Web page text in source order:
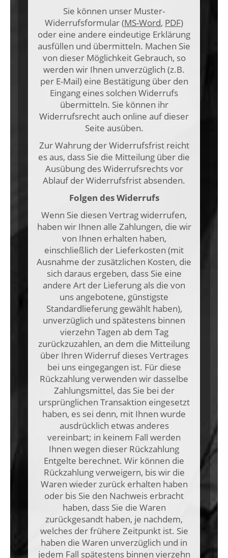
Sie können unser Muster-
Widerrufsformular (MS-Word, PDF)
oder eine andere eindeutige Erklärung
ausfüllen und übermitteln. Machen Sie
von dieser Möglichkeit Gebrauch, so
werden wir Ihnen unverzüglich (z.B.
per E-Mail) eine Bestätigung über den
Eingang eines solchen Widerrufs
übermitteln. Sie können ihr
Widerrufsrecht auch online auf dieser
Seite ausüben.
Zur Wahrung der Widerrufsfrist reicht
es aus, dass Sie die Mitteilung über die
Ausübung des Widerrufsrechts vor
Ablauf der Widerrufsfrist absenden.
Folgen des Widerrufs
Wenn Sie diesen Vertrag widerrufen,
haben wir Ihnen alle Zahlungen, die wir
von Ihnen erhalten haben,
einschließlich der Lieferkosten (mit
Ausnahme der zusätzlichen Kosten, die
sich daraus ergeben, dass Sie eine
andere Art der Lieferung als die von
uns angebotene, günstigste
Standardlieferung gewählt haben),
unverzüglich und spätestens binnen
vierzehn Tagen ab dem Tag
zurückzuzahlen, an dem die Mitteilung
über Ihren Widerruf dieses Vertrages
bei uns eingegangen ist. Für diese
Rückzahlung verwenden wir dasselbe
Zahlungsmittel, das Sie bei der
ursprünglichen Transaktion eingesetzt
haben, es sei denn, mit Ihnen wurde
ausdrücklich etwas anderes
vereinbart; in keinem Fall werden
Ihnen wegen dieser Rückzahlung
Entgelte berechnet. Wir können die
Rückzahlung verweigern, bis wir die
Waren wieder zurück erhalten haben
oder bis Sie den Nachweis erbracht
haben, dass Sie die Waren
zurückgesandt haben, je nachdem,
welches der frühere Zeitpunkt ist. Sie
haben die Waren unverzüglich und in
jedem Fall spätestens binnen vierzehn